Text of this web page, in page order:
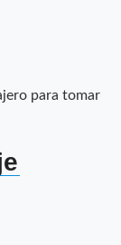
para tomar